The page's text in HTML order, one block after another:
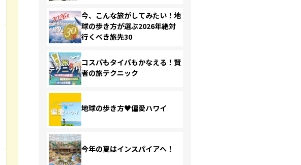
今、こんな旅がしてみたい！地
球の歩き方が選ぶ2026年絶対
行くべき旅先30
コスパもタイパもかなえる！賢
者の旅テクニック
地球の歩き方♥偏愛ハワイ
今年の夏はインスパイアへ！